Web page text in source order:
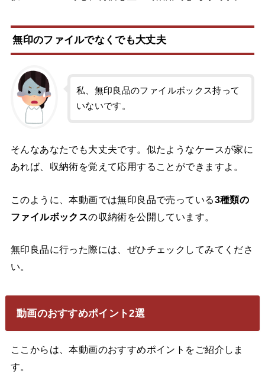
無印のファイルでなくでも大丈夫
私、無印良品のファイルボックス持って
いないです。
そんなあなたでも大丈夫です。似たようなケースが家に
あれば、収納術を覚えて応用することができますよ。
このように、本動画では無印良品で売っている3種類の
ファイルボックスの収納術を公開しています。
無印良品に行った際には、ぜひチェックしてみてくださ
い。
動画のおすすめポイント2選
ここからは、本動画のおすすめポイントをご紹介しま
す。